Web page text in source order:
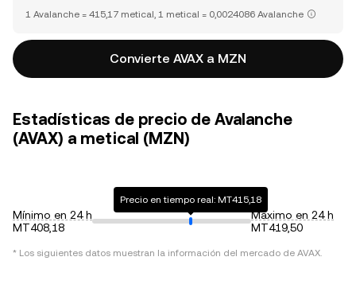
1 Avalanche = 415,17 metical, 1 metical = 0,0024086 Avalanche
Convierte AVAX a MZN
Estadísticas de precio de Avalanche
(AVAX) a metical (MZN)
Mínimo en 24 h
MT408,18
Precio en tiempo real: MT415,18
Máximo en 24 h
MT419,50
* Los siguientes datos muestran la información del mercado de AVAX.